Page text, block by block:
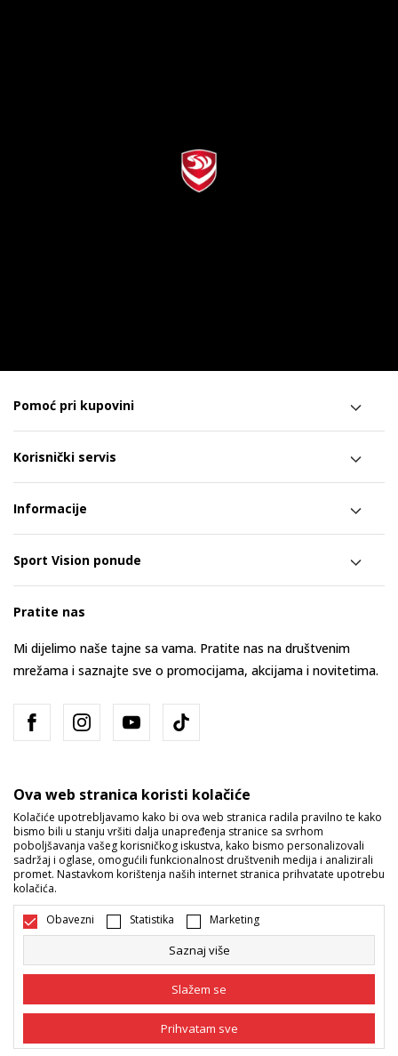
Pomoć pri kupovini
Korisnički servis
Informacije
Sport Vision ponude
Pratite nas
Mi dijelimo naše tajne sa vama. Pratite nas na društvenim
mrežama i saznajte sve o promocijama, akcijama i novitetima.
Bosna i Hercegovina Promijenite
Nastojimo da budemo što precizniji u opisu proizvoda, prikazu slika i
i bez grešaka. Svi artikli prikazani na sajtu su dio naše ponude i ne
podrazumijeva da su dostupni u svakom trenutku. Raspoloživost robe
možete provjeriti pozivom na broj 055/490-400.
©2026www.sportvision.ba, IzradaNB SOFT. Sva prava zadržana.
Ova web stranica koristi kolačiće
Kolačiće upotrebljavamo kako bi ova web stranica radila pravilno te kako
bismo bili u stanju vršiti dalja unapređenja stranice sa svrhom
poboljšavanja vašeg korisničkog iskustva, kako bismo personalizovali
sadržaj i oglase, omogućili funkcionalnost društvenih medija i analizirali
promet. Nastavkom korištenja naših internet stranica prihvatate upotrebu
kolačića.
Obavezni Statistika Marketing
Saznaj više
Slažem se
Prihvatam sve